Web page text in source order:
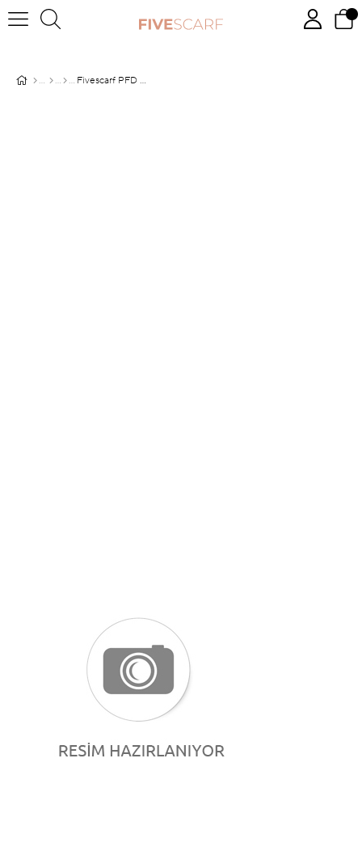
Fivescarf PFD Taşlı Medine İpeği Şal